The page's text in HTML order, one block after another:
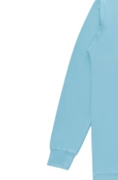
購入完了メールが
ギフトラッピング